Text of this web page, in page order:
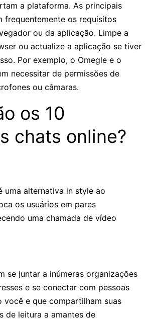
a plataforma. As principais
frequentemente os requisitos
ou da aplicação. Limpe a
ou actualize a aplicação se tiver
Por exemplo, o Omegle e o
necessitar de permissões de
ou câmaras.
os 10
chats online?
uma alternativa in style ao
os usuários em pares
uma chamada de vídeo
se juntar a inúmeras organizações
e se conectar com pessoas
você e que compartilham suas
de leitura a amantes de